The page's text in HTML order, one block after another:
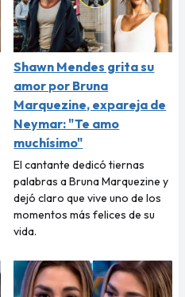
Shawn Mendes grita su
amor por Bruna
Marquezine, expareja de
Neymar: "Te amo
muchísimo"
El cantante dedicó tiernas
palabras a Bruna Marquezine y
dejó claro que vive uno de los
momentos más felices de su
vida.